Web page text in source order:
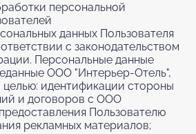
персональной
данных Пользователя
с законодательством
Персональные данные
ООО "Интерьер-Отель",
идентификации стороны
и договоров с ООО
Пользователю
рекламных материалов;